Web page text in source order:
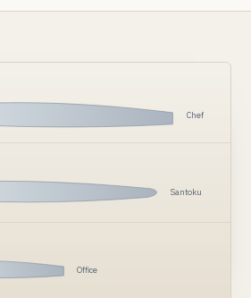
Chef
Santoku
Office